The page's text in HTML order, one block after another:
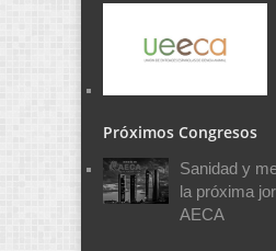
Próximos Congresos
Sanidad y
la próxima
AECA